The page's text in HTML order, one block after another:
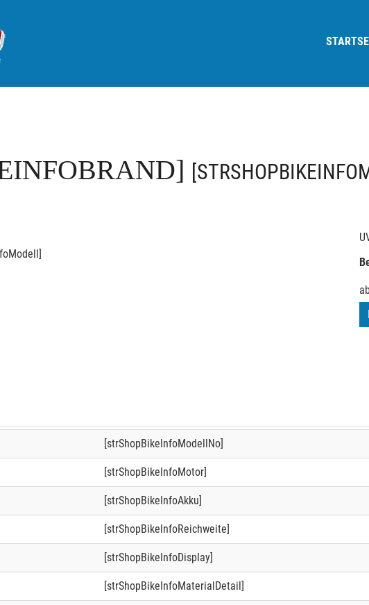
[strShopBikeInfoModellNo]
[strShopBikeInfoMotor]
[strShopBikeInfoAkku]
[strShopBikeInfoReichweite]
[strShopBikeInfoDisplay]
[strShopBikeInfoMaterialDetail]